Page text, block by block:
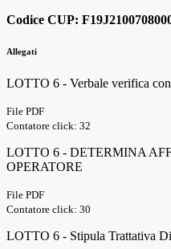
Codice CUP:
Allegati
LOTTO 6 - Verbale verifica
File PDF
Contatore click: 32
LOTTO 6 - DETERMINA
OPERATORE
File PDF
Contatore click: 30
LOTTO 6 - Stipula Trattativa